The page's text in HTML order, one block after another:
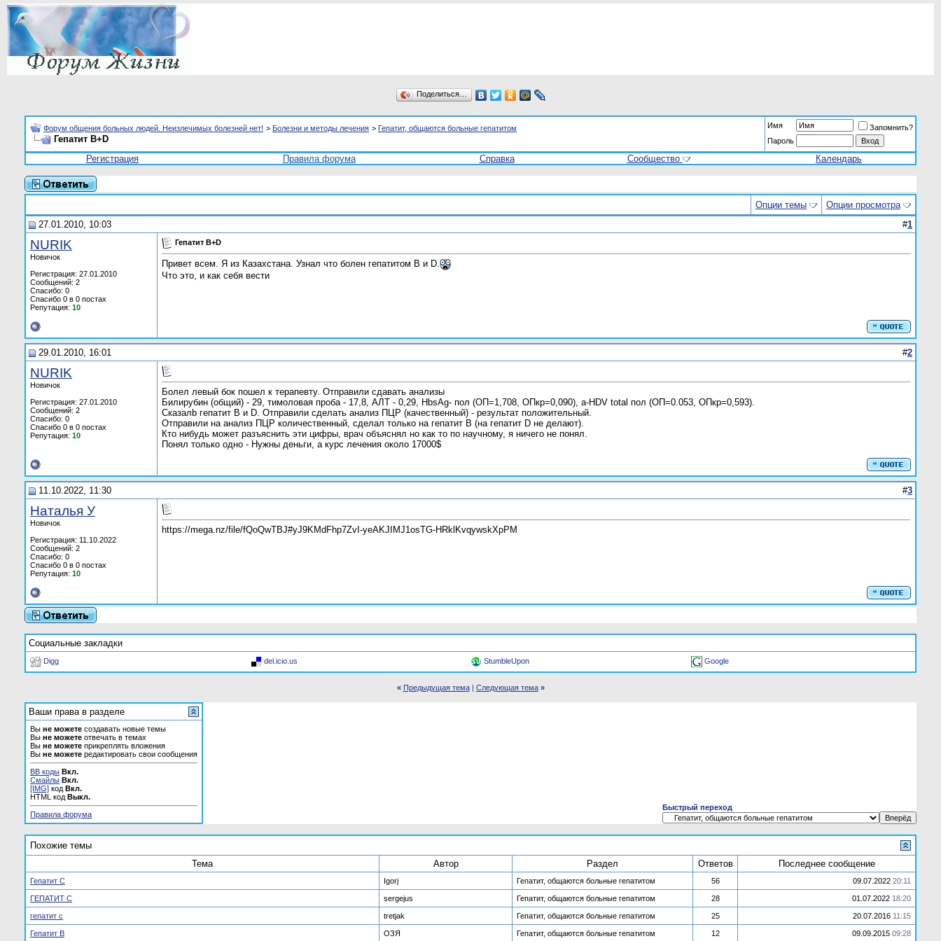
Поделиться…
Форум общения больных людей. Неизлечимых болезней нет! > Болезни и методы лечения > Гепатит, общаются больные гепатитом
Гепатит B+D
Имя
Запомнить?
Пароль
Регистрация Правила форума Справка Сообщество Календарь
Опции темы
Опции просмотра
27.01.2010, 10:03
#1
NURIK
Новичок
Регистрация: 27.01.2010
Сообщений: 2
Спасибо: 0
Спасибо 0 в 0 постах
Репутация: 10
Гепатит B+D
Привет всем. Я из Казахстана. Узнал что болен гепатитом В и D.
Что это, и как себя вести
29.01.2010, 16:01 #2
NURIK
Новичок
Регистрация: 27.01.2010
Сообщений: 2
Спасибо: 0
Спасибо 0 в 0 постах
Репутация: 10
Болел левый бок пошел к терапевту. Отправили сдавать анализы
Билирубин (общий) - 29, тимоловая проба - 17,8, АЛТ - 0,29, HbsAg- пол (ОП=1,708, ОПкр=0,090), a-HDV total пол (ОП=0.053, ОПкр=0,593).
Сказалb гепатит B и D. Отправили сделать анализ ПЦР (качественный) - результат положительный.
Отправили на анализ ПЦР количественный, сделал только на гепатит B (на гепатит D не делают).
Кто нибудь может разъяснить эти цифры, врач объяснял но как то по научному, я ничего не понял.
Понял только одно - Нужны деньги, а курс лечения около 17000$
11.10.2022, 11:30 #3
Наталья У
Новичок
Регистрация: 11.10.2022
Сообщений: 2
Спасибо: 0
Спасибо 0 в 0 постах
Репутация: 10
https://mega.nz/file/fQoQwTBJ#yJ9KMdFhp7ZvI-yeAKJIMJ1osTG-HRklKvqywskXpPM
Социальные закладки
Digg del.icio.us StumbleUpon Google
« Предыдущая тема| Следующая тема »
Ваши права в разделе
Вы не можете создавать новые темы
Вы не можете отвечать в темах
Вы не можете прикреплять вложения
Вы не можете редактировать свои сообщения
BB коды Вкл.
Смайлы Вкл.
[IMG] код Вкл.
HTML код Выкл.
Правила форума
Быстрый переход
Похожие темы
Тема
Автор Раздел Ответов Последнее сообщение
Гепатит С Igorj Гепатит, общаются больные гепатитом 56 09.07.2022 20:11
ГЕПАТИТ С sergejus Гепатит, общаются больные гепатитом 28 01.07.2022 18:20
гепатит с tretjak Гепатит, общаются больные гепатитом 25 20.07.2016 11:15
Гепатит В ОЗЯ Гепатит, общаются больные гепатитом 12 09.09.2015 09:28